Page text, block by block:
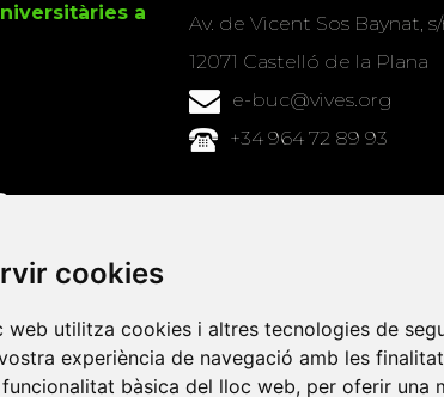
cookies
web utilitza cookies i altres tecnologies de
experiència de navegació amb les
bàsica del lloc web, per oferir una
a
Av. de Vicent Sos Baynat,
12071 Castelló de la Plana
e-buc@vives.org
+34 964 72 89 93
Amb el suport